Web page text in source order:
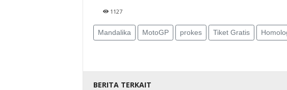
1127
Mandalika MotoGP prokes Tiket Gratis
BERITA TERKAIT